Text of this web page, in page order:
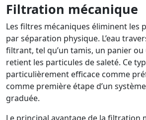
Filtration mécanique
Les filtres mécaniques éliminent les
par séparation physique. L’eau
filtrant, tel qu’un tamis, un panier
retient les particules de saleté. Ce
particulièrement efficace comme
comme première étape d’un
graduée.